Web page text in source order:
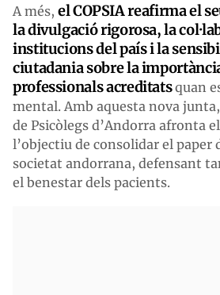
A més, el COPSIA reafirma el
la divulgació rigorosa, la
institucions del país i la
ciutadania sobre la
professionals acreditatsquan
mental. Amb aquesta nova junta,
de Psicòlegs d’Andorra afronta
l’objectiu de consolidar el paper
societat andorrana, defensant
el benestar dels pacients.